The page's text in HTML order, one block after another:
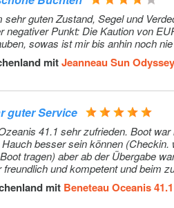
viele): Extra set of linen :
case) - to be updated
Anfrage (Vorauszahlung)
starting between 5 &
(Vorauszahlung)
sehr guten Zustand, Segel und
sowas ist mir bis anhin noch
mitJeanneau Sun
guter Service
41.1 sehr zufrieden. Boot war in
besser sein können
tragen) aber ab der Übergabe
und kompetent und beim
Übergabe, tanken und so weiter
mit Beneteau Oceanis 41.1